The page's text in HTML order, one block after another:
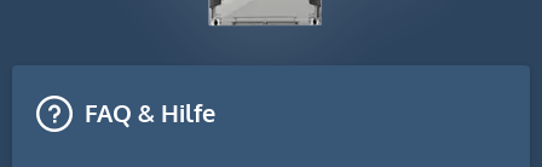
FAQ & Hilfe